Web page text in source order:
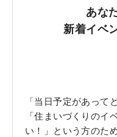
あな
新着イベ
「当日予定があって
「住まいづくりのイ
い！」という方のた